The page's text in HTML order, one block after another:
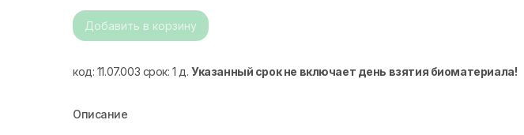
Добавить в корзину
код: 11.07.003 срок: 1 д.Указанный срок не включает день взятия биоматериала!
Описание